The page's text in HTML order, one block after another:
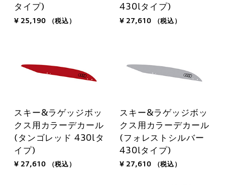
タイプ)
¥ 25,190 （税込）
430lタイプ)
¥ 27,610 （税込）
スキー&ラゲッジボッ
クス用カラーデカール
(タンゴレッド 430lタ
イプ)
¥ 27,610 （税込）
スキー&ラゲッジボッ
クス用カラーデカール
(フォレストシルバー
430lタイプ)
¥ 27,610 （税込）